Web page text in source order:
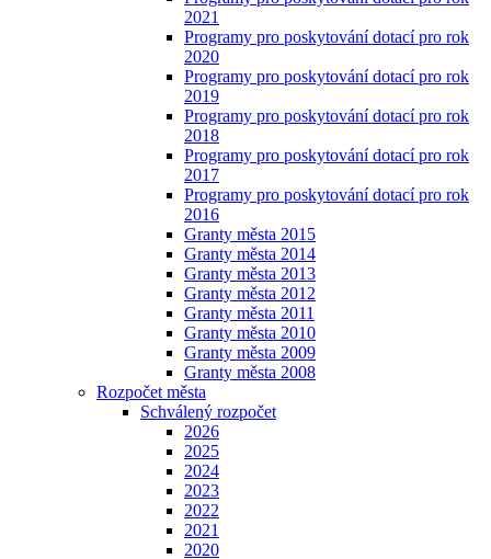
2021
Programy pro poskytování dotací pro rok
2020
Programy pro poskytování dotací pro rok
2019
Programy pro poskytování dotací pro rok
2018
Programy pro poskytování dotací pro rok
2017
Programy pro poskytování dotací pro rok
2016
Granty města 2015
Granty města 2014
Granty města 2013
Granty města 2012
Granty města 2011
Granty města 2010
Granty města 2009
Granty města 2008
Rozpočet města
Schválený rozpočet
2026
2025
2024
2023
2022
2021
2020